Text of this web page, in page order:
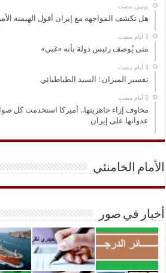
‏يومين مضت
هل تكشف المواجهة مع إيران أفول الهيمنة
متى يُوصف رئيس دولة بأنه «غبي»
تفسير الميزان : السيد الطباطبائي
مخاوف إزاء جاهزيتها.. أميركا استخدمت كل
عدوانها على إيران
الأمام الخامنئي
أخبار في صور